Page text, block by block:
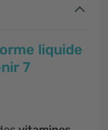
liquide
7